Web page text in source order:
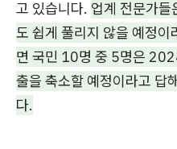
고 있습니다. 업계 전문가들
도 쉽게 풀리지 않을 예정이
면 국민 10명 중 5명은
출을 축소할 예정이라고 답
다.